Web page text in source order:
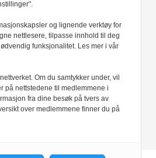
og lignende verktøy for
nettlesere, tilpasse innhold til deg
funksjonalitet. Les mer i vår
Om du samtykker under, vil
på nettstedene til medlemmene i
fra dine besøk på tvers av
over medlemmene finner du på